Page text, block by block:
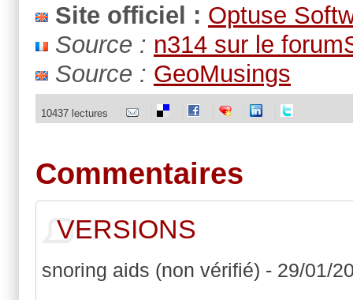
Site officiel : Optuse
Source : n314 sur le
Source : GeoMusings
10437 lectures
Commentaires
VERSIONS
snoring aids (non vérifié) - 29/01/